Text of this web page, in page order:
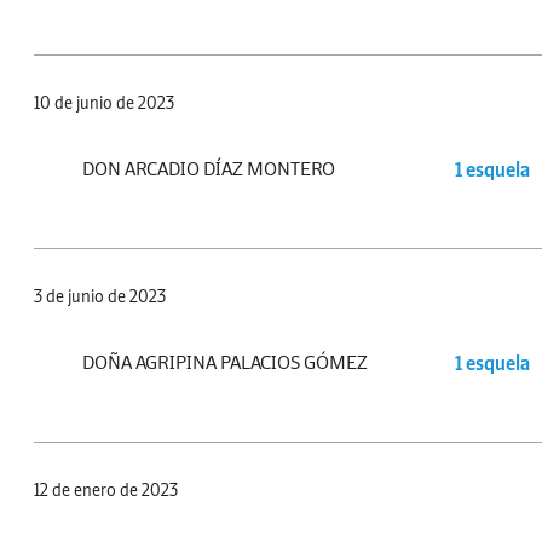
10 de junio de 2023
DON ARCADIO DÍAZ MONTERO 1 esquela
3 de junio de 2023
DOÑA AGRIPINA PALACIOS GÓMEZ 1 esquela
12 de enero de 2023